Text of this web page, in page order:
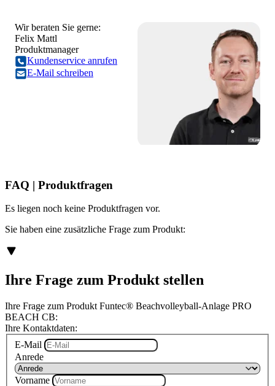
Wir beraten Sie gerne:
Felix Mattl
Produktmanager
Kundenservice anrufen
E-Mail schreiben
FAQ | Produktfragen
Es liegen noch keine Produktfragen vor.
Sie haben eine zusätzliche Frage zum Produkt:
Ihre Frage zum Produkt stellen
Ihre Frage zum Produkt Funtec® Beachvolleyball-Anlage PRO
BEACH CB:
Ihre Kontaktdaten:
E-Mail
Anrede
Vorname